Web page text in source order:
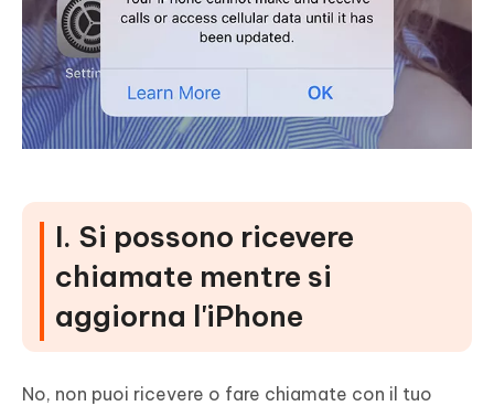
I. Si possono ricevere
chiamate mentre si
aggiorna l'iPhone
No, non puoi ricevere o fare chiamate con il tuo